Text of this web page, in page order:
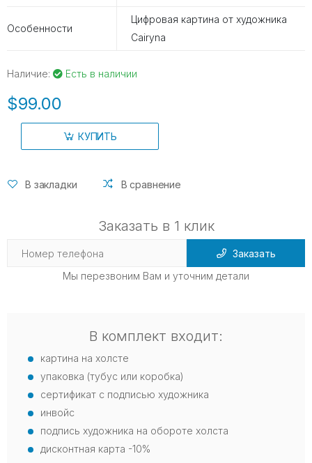
Особенности
Цифровая картина от художника
Cairyna
Наличие: Есть в наличии
$99.00
КУПИТЬ
В закладки В сравнение
Заказать в 1 клик
Заказать
Мы перезвоним Вам и уточним детали
В комплект входит:
картина на холсте
упаковка (тубус или коробка)
сертификат с подписью художника
инвойс
подпись художника на обороте холста
дисконтная карта -10%